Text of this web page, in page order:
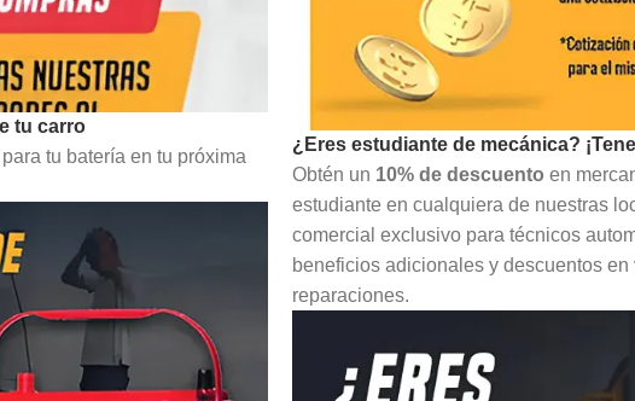
tu carro
tu batería en tu próxima
¿Eres estudiante de mecánica?
Obtén un 10% de descuento en
estudiante en cualquiera de nuestras
comercial exclusivo para técnicos
beneficios adicionales y descuentos
reparaciones.